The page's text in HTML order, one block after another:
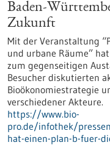
Baden-
Zukunft
Mit der Veranstaltung
und urbane Räume”
zum gegenseitigen
Besucher diskutierten
Bioökonomiestrategie
verschiedener Akteure.
https://www.bio-
pro.de/infothek/
hat-einen-plan-b-fuer-